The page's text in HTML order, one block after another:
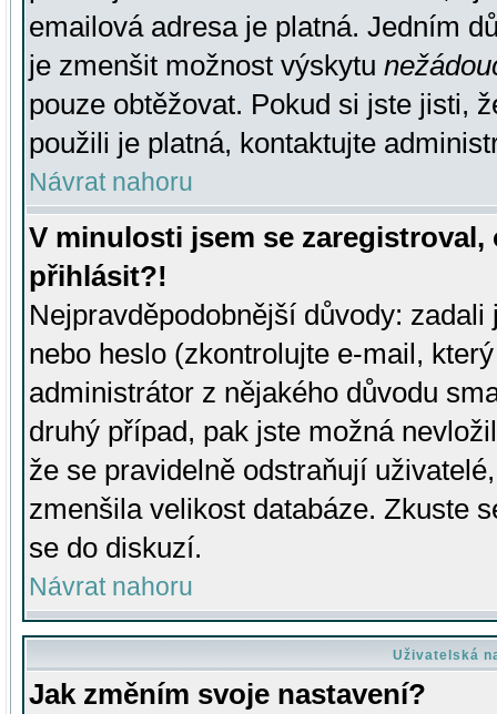
emailová adresa je platná. Jedním
je zmenšit možnost výskytu
pouze obtěžovat. Pokud si jste jisti,
použili je platná, kontaktujte
Návrat nahoru
V minulosti jsem se
přihlásit?!
Nejpravděpodobnější důvody:
nebo heslo (zkontrolujte e-mail,
administrátor z nějakého důvodu
druhý případ, pak jste možná
že se pravidelně odstraňují
zmenšila velikost databáze. Zkuste
se do diskuzí.
Návrat nahoru
Uživatelská
Jak změním svoje nastavení?